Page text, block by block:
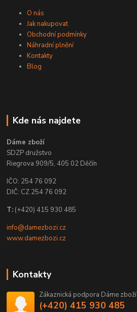
O nás
Jak nakupovat
Obchodní podmínky
Náhradní plnění
Kontakty
Blog
Kde nás najdete
Dáme zboží
SDZP družstvo
Riegrova 909/5, 405 02 Děčín
IČO: 254 76 092
DIČ: CZ 254 76 092
T: (+420) 415 930 485
info@damezbozi.cz
www.damezbozi.cz
Kontakty
Zákaznická podpora Dáme zboží
(+420) 415 930 485